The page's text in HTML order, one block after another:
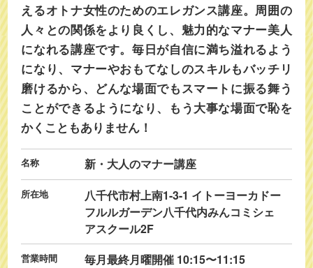
えるオトナ女性のためのエレガンス講座。周囲の
人々との関係をより良くし、魅力的なマナー美人
になれる講座です。毎日が自信に満ち溢れるよう
になり、マナーやおもてなしのスキルもバッチリ
磨けるから、どんな場面でもスマートに振る舞う
ことができるようになり、もう大事な場面で恥を
かくこともありません！
名称 新・大人のマナー講座
所在地
八千代市村上南1-3-1 イトーヨーカドー
フルルガーデン八千代内みんコミシェ
アスクール2F
営業時間 毎月最終月曜開催 10:15〜11:15